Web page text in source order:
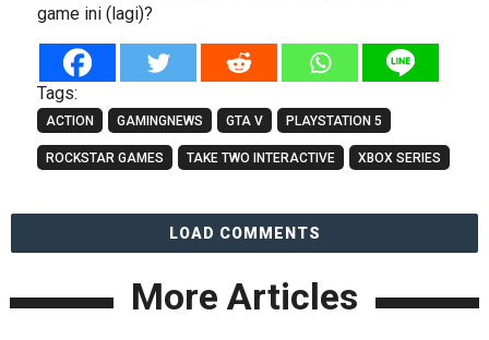
game ini (lagi)?
Tags:
ACTION GAMINGNEWS GTA V PLAYSTATION 5
ROCKSTAR GAMES TAKE TWO INTERACTIVE XBOX SERIES
LOAD COMMENTS
More Articles